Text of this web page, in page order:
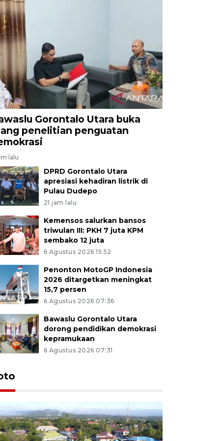
Gorontalo Utara buka
penelitian penguatan
lalu
DPRD Gorontalo Utara
apresiasi kehadiran listrik di
Pulau Dudepo
21 jam lalu
Kemensos salurkan bansos
triwulan III: PKH 7 juta KPM
sembako 12 juta
6 Agustus 2026 15:52
Penonton MotoGP Indonesia
2026 ditargetkan meningkat
15,7 persen
6 Agustus 2026 07:36
Bawaslu Gorontalo Utara
dorong pendidikan demokrasi
kepramukaan
6 Agustus 2026 07:31